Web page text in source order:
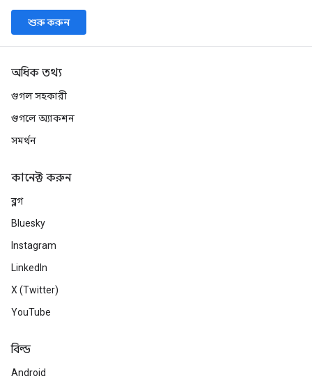
শুরু করুন
অধিক তথ্য
গুগল সহকারী
গুগলে অ্যাকশন
সমর্থন
কানেক্ট করুন
ব্লগ
Bluesky
Instagram
LinkedIn
X (Twitter)
YouTube
বিল্ড
Android